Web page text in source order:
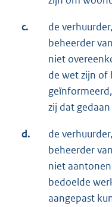
c.
de
beheerder
niet
de wet zijn of
zij dat
d.
de
beheerder
niet
bedoelde
aangepast